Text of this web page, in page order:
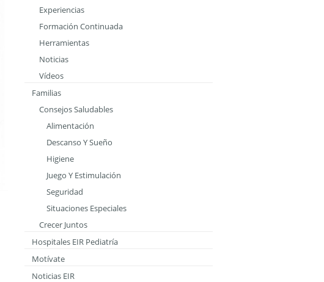
Experiencias
Formación Continuada
Herramientas
Noticias
Vídeos
Familias
Consejos Saludables
Alimentación
Descanso Y Sueño
Higiene
Juego Y Estimulación
Seguridad
Situaciones Especiales
Crecer Juntos
Hospitales EIR Pediatría
Motívate
Noticias EIR